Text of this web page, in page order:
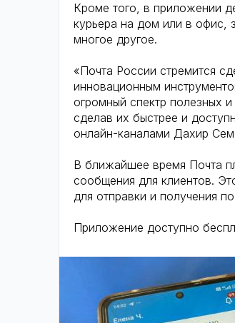
Кроме того, в приложении
курьера на дом или в офис,
многое другое.
«Почта России стремится
инновационным
огромный спектр полезных
сделав их быстрее и
онлайн-каналами Дахир
В ближайшее время Почта
сообщения для клиентов.
для отправки и получения
Приложение доступно